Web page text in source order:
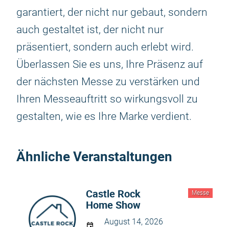
garantiert, der nicht nur gebaut, sondern
auch gestaltet ist, der nicht nur
präsentiert, sondern auch erlebt wird.
Überlassen Sie es uns, Ihre Präsenz auf
der nächsten Messe zu verstärken und
Ihren Messeauftritt so wirkungsvoll zu
gestalten, wie es Ihre Marke verdient.
Ähnliche Veranstaltungen
Messe
Castle Rock
Home Show
August 14, 2026